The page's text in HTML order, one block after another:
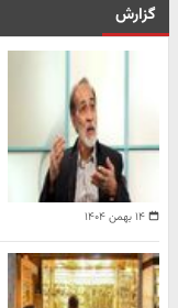
گزارش
۱۴ بهمن ۱۴۰۴